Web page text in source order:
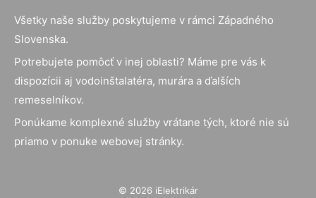
Všetky naše služby poskytujeme v rámci Západného
Slovenska.
Potrebujete pomôcť v inej oblasti? Máme pre vás k
dispozícii aj vodoinštalatéra, murára a ďalších
remeselníkov.
Ponúkame komplexné služby vrátane tých, ktoré nie sú
priamo v ponuke webovej stránky.
© 2026 iElektrikár